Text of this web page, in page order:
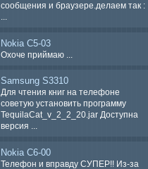
сообщения и браузере.делаем так :
Nokia C5-03
Охоче ​​приймаю ...
Samsung S3310
Для чтения книг на телефоне
советую установить программу
TequilaCat_v_2_2_20.jar Доступна
версия ...
Nokia C6-00
Телефон и вправду СУПЕР!! Из-за